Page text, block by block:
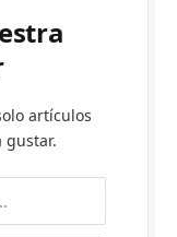
artículos
gustar.